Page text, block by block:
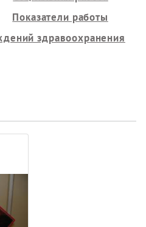
Показатели работы
здравоохранения